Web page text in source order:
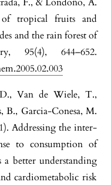
F., & Londoño, A.
tropical fruits and
and the rain forest of
95(4), 644–652.
Van de Wiele, T.,
B., Garcia-Conesa, M.
Addressing the inter-
to consumption of
better understanding
cardiometabolic risk